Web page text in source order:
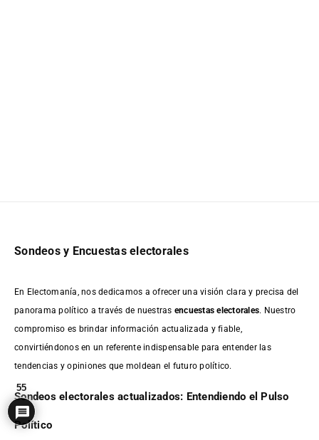
Sondeos y Encuestas electorales
En Electomanía, nos dedicamos a ofrecer una visión clara y precisa del
panorama político a través de nuestras encuestas electorales. Nuestro
compromiso es brindar información actualizada y fiable,
convirtiéndonos en un referente indispensable para entender las
tendencias y opiniones que moldean el futuro político.
Sondeos electorales actualizados: Entendiendo el Pulso
Político
55